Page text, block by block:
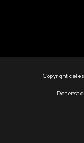
Copyright
Defensa